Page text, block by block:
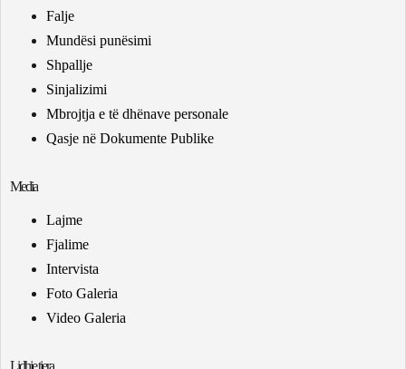
Falje
Mundësi punësimi
Shpallje
Sinjalizimi
Mbrojtja e të dhënave personale
Qasje në Dokumente Publike
Media
Lajme
Fjalime
Intervista
Foto Galeria
Video Galeria
Lidhje tjera